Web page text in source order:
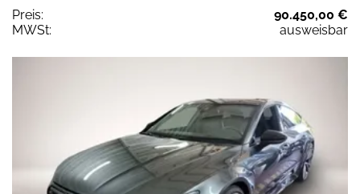
Preis:
90.450,00 €
MWSt:
ausweisbar